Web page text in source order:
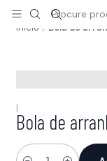
A sua loja
Início Bola de
|
Bola de